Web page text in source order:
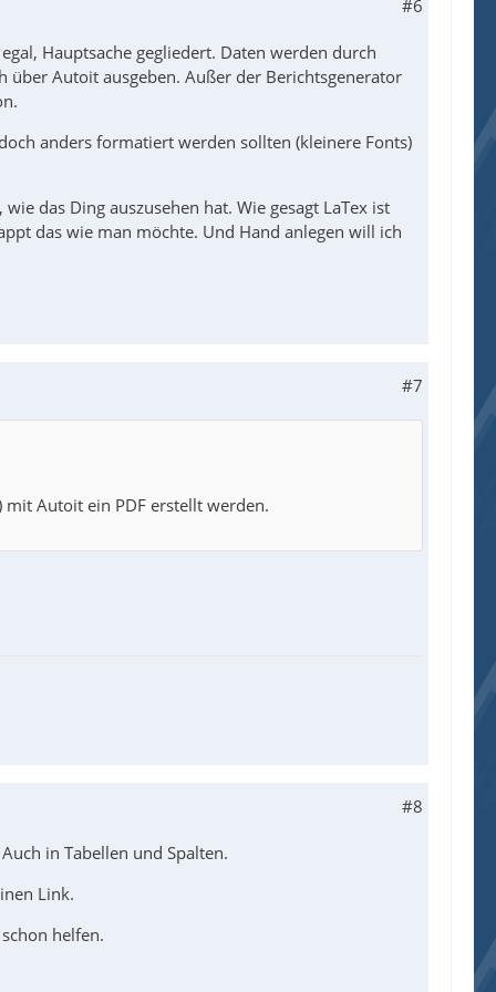
#6
Hauptsache gegliedert. Daten werden durch
über Autoit ausgeben. Außer der Berichtsgenerator
anders formatiert werden sollten (kleinere Fonts)
das Ding auszusehen hat. Wie gesagt LaTex ist
das wie man möchte. Und Hand anlegen will ich
#7
Autoit ein PDF erstellt werden.
#8
in Tabellen und Spalten.
Link.
helfen.